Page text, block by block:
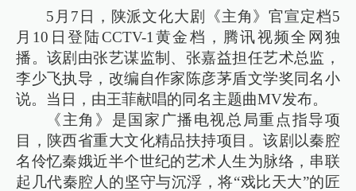
5月7日，陕派文化大剧《主角》官宣定档5
月10日登陆CCTV-1黄金档，腾讯视频全网独
播。该剧由张艺谋监制、张嘉益担任艺术总监，
李少飞执导，改编自作家陈彦茅盾文学奖同名小
说。当日，由王菲献唱的同名主题曲MV发布。
《主角》是国家广播电视总局重点指导项
目，陕西省重大文化精品扶持项目。该剧以秦腔
名伶忆秦娥近半个世纪的艺术人生为脉络，串联
起几代秦腔人的坚守与沉浮，将“戏比天大”的匠